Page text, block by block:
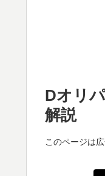
Dオリ
解説
このページは